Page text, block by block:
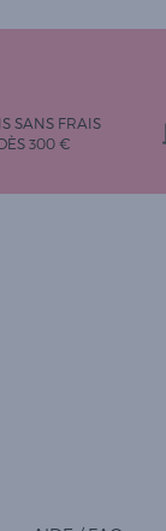
SANS FRAIS
300 €